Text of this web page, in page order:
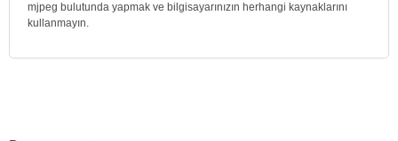
mjpeg bulutunda yapmak ve bilgisayarınızın herhangi kaynaklarını
kullanmayın.